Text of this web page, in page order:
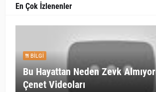
En Çok İzlenenler
BILGI
Bu Hayattan Neden Zevk
Çenet Videoları